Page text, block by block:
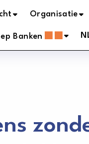
Organisatie
Banken